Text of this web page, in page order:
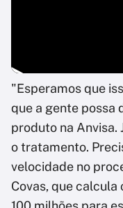
"Esperamos que
que a gente possa
produto na Anvisa.
o tratamento.
velocidade no
Covas, que